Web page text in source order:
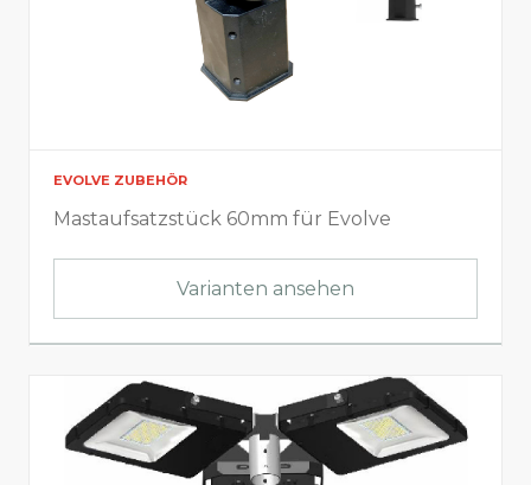
EVOLVE ZUBEHÖR
Mastaufsatzstück 60mm für Evolve
Varianten ansehen